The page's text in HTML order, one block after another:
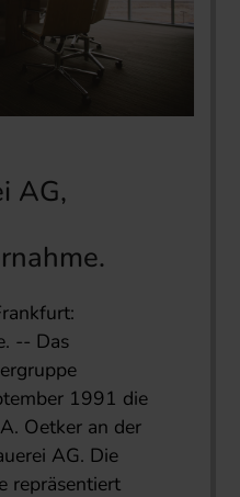
AG,
-- Das
1991 die
Oetker an der
AG. Die
repräsentiert